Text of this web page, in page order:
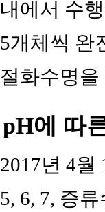
내에서 수
5개체씩 완
절화수명
pH에 따
2017년 4월
5, 6, 7, 증